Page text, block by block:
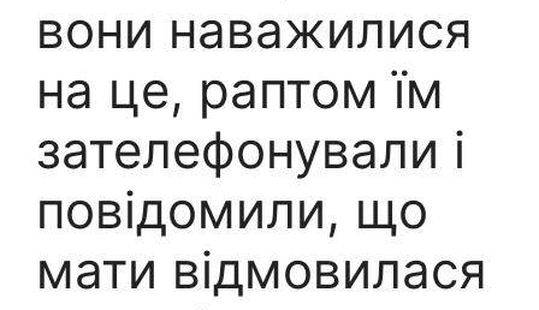
вони наважилися
на це, раптом їм
зателефонували і
повідомили, що
мати відмовилася